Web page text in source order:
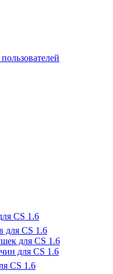
CS 1.6
для CS 1.6
для CS 1.6
для CS 1.6
CS 1.6